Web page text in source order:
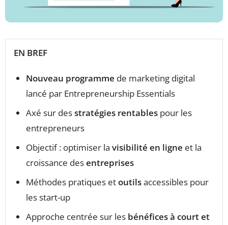
EN BREF
Nouveau programme de marketing digital
lancé par Entrepreneurship Essentials
Axé sur desstratégies rentables pour les
entrepreneurs
Objectif : optimiser la visibilité en ligne et la
croissance desentreprises
Méthodes pratiques etoutilsaccessibles pour
les start-up
Approche centrée sur les bénéfices à court et